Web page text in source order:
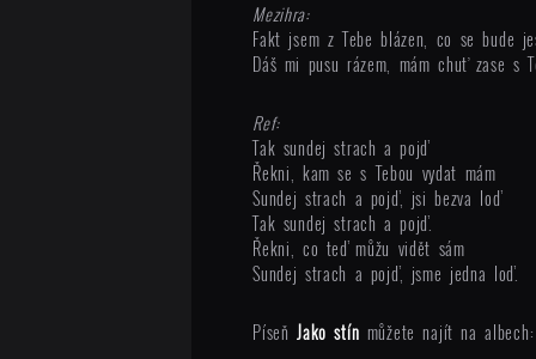
Mezihra:
Fakt jsem z Tebe blázen, co se bude
Dáš mi pusu rázem, mám chuť zase s
Ref:
Tak sundej strach a pojď
Řekni, kam se s Tebou vydat mám
Sundej strach a pojď, jsi bezva loď
Tak sundej strach a pojď.
Řekni, co teď můžu vidět sám
Sundej strach a pojď, jsme jedna loď.
PíseňJako stín můžete najít na albech: